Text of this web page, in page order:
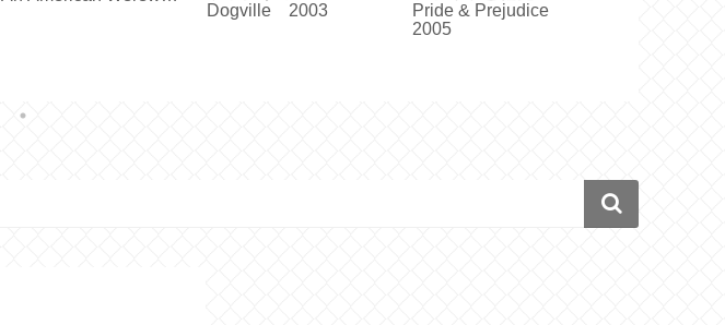
Dogville 2003
Pride & Prejudice
2005